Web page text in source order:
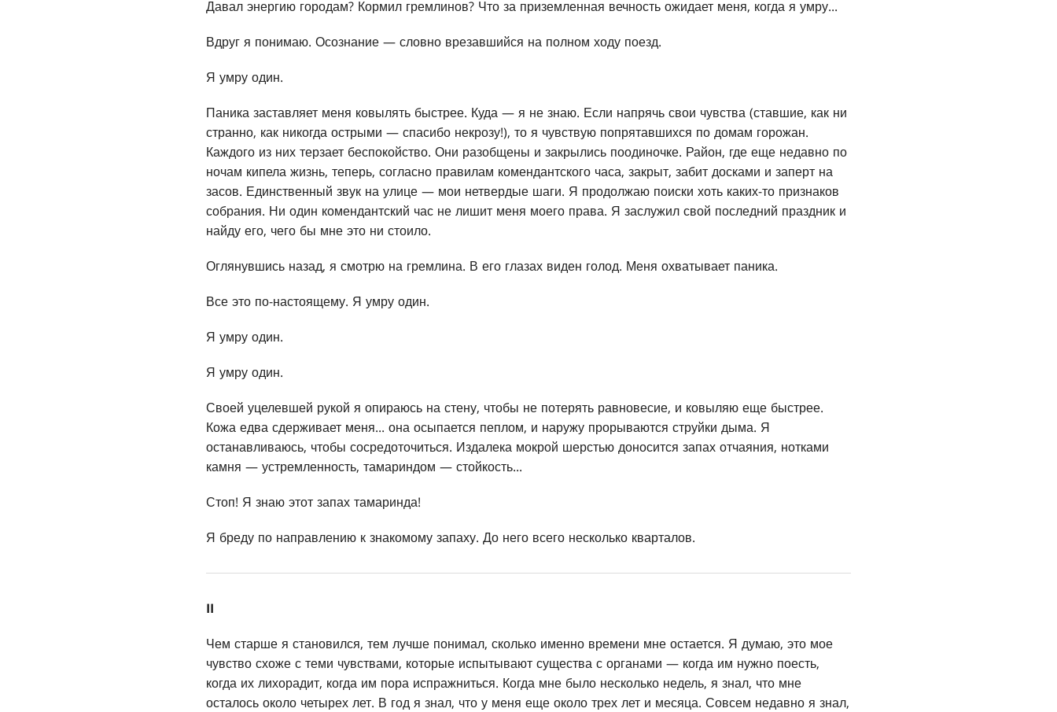
Давал энергию городам? Кормил гремлинов? Что за приземленная вечность ожидает меня, когда я умру...
Вдруг я понимаю. Осознание — словно врезавшийся на полном ходу поезд.
Я умру один.
Паника заставляет меня ковылять быстрее. Куда — я не знаю. Если напрячь свои чувства (ставшие, как ни
странно, как никогда острыми — спасибо некрозу!), то я чувствую попрятавшихся по домам горожан.
Каждого из них терзает беспокойство. Они разобщены и закрылись поодиночке. Район, где еще недавно по
ночам кипела жизнь, теперь, согласно правилам комендантского часа, закрыт, забит досками и заперт на
засов. Единственный звук на улице — мои нетвердые шаги. Я продолжаю поиски хоть каких-то признаков
собрания. Ни один комендантский час не лишит меня моего права. Я заслужил свой последний праздник и
найду его, чего бы мне это ни стоило.
Оглянувшись назад, я смотрю на гремлина. В его глазах виден голод. Меня охватывает паника.
Все это по-настоящему. Я умру один.
Я умру один.
Я умру один.
Своей уцелевшей рукой я опираюсь на стену, чтобы не потерять равновесие, и ковыляю еще быстрее.
Кожа едва сдерживает меня... она осыпается пеплом, и наружу прорываются струйки дыма. Я
останавливаюсь, чтобы сосредоточиться. Издалека мокрой шерстью доносится запах отчаяния, нотками
камня — устремленность, тамариндом — стойкость...
Стоп! Я знаю этот запах тамаринда!
Я бреду по направлению к знакомому запаху. До него всего несколько кварталов.
II
Чем старше я становился, тем лучше понимал, сколько именно времени мне остается. Я думаю, это мое
чувство схоже с теми чувствами, которые испытывают существа с органами — когда им нужно поесть,
когда их лихорадит, когда им пора испражниться. Когда мне было несколько недель, я знал, что мне
осталось около четырех лет. В год я знал, что у меня еще около трех лет и месяца. Совсем недавно я знал,